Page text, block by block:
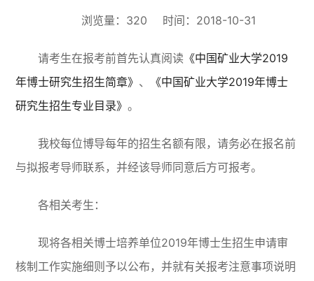
浏览量： 320 时间：2018-10-31
请考生在报考前首先认真阅读 《中国矿业大学2019
年博士研究生招生简章》 、
《中国矿业大学2019年博士
研究生招生专业目录》。
我校每位博导每年的招生名额有限，请务必在报名前
与拟报考导师联系，并经该导师同意后方可报考。
各相关考生：
现将各相关博士培养单位2019年博士生招生申请审
核制工作实施细则予以公布，并就有关报考注意事项说明